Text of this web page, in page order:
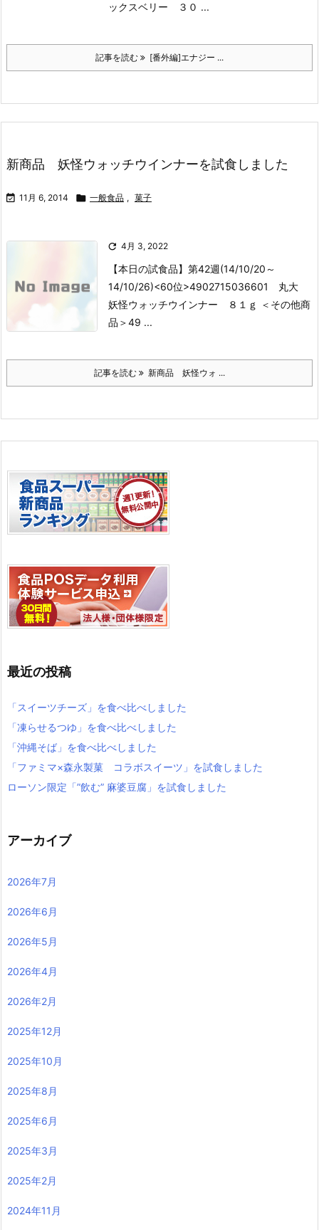
ックスベリー ３０ ...
記事を読む [番外編]エナジー ...
新商品 妖怪ウォッチウインナーを試食しました
 11月 6, 2014  一般食品 , 菓子
 4月 3, 2022
【本日の試食品】第42週(14/10/20～
14/10/26)<60位>4902715036601 丸大
妖怪ウォッチウインナー ８１ｇ
＜その他商
品＞49 ...
記事を読む 新商品 妖怪ウォ ...
最近の投稿
「スイーツチーズ」を食べ比べしました
「凍らせるつゆ」を食べ比べしました
「沖縄そば」を食べ比べしました
「ファミマ×森永製菓 コラボスイーツ」を試食しました
ローソン限定「”飲む” 麻婆豆腐」を試食しました
アーカイブ
2026年7月
2026年6月
2026年5月
2026年4月
2026年2月
2025年12月
2025年10月
2025年8月
2025年6月
2025年3月
2025年2月
2024年11月